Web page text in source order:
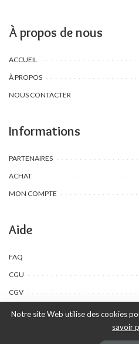
À propos de nous
ACCUEIL
À PROPOS
NOUS CONTACTER
Informations
PARTENAIRES
ACHAT
MON COMPTE
Aide
FAQ
CGU
CGV
©Toombow Kids, 2022 - 2024 -
Notre site Web utilise des cookies
savoir